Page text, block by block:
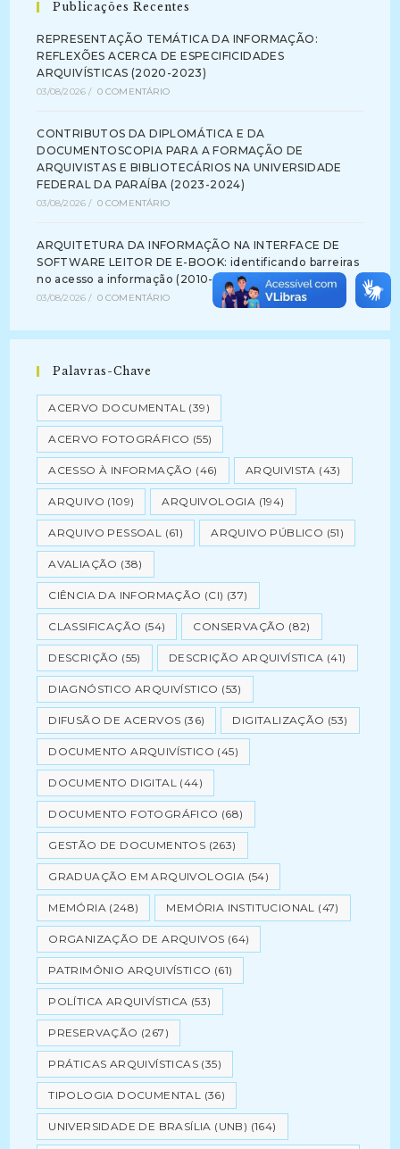
Publicações Recentes
REPRESENTAÇÃO TEMÁTICA DA INFORMAÇÃO:
REFLEXÕES ACERCA DE ESPECIFICIDADES
ARQUIVÍSTICAS (2020-2023)
03/08/2026 / 0 COMENTÁRIO
CONTRIBUTOS DA DIPLOMÁTICA E DA
DOCUMENTOSCOPIA PARA A FORMAÇÃO DE
ARQUIVISTAS E BIBLIOTECÁRIOS NA UNIVERSIDADE
FEDERAL DA PARAÍBA (2023-2024)
03/08/2026 / 0 COMENTÁRIO
ARQUITETURA DA INFORMAÇÃO NA INTERFACE DE
SOFTWARE LEITOR DE E-BOOK: identificando barreiras
no acesso a informação (2010-2012)
03/08/2026 / 0 COMENTÁRIO
Palavras-Chave
ACERVO DOCUMENTAL (39)
ACERVO FOTOGRÁFICO (55)
ACESSO À INFORMAÇÃO (46) ARQUIVISTA (43)
ARQUIVO (109) ARQUIVOLOGIA (194)
ARQUIVO PESSOAL (61) ARQUIVO PÚBLICO (51)
AVALIAÇÃO (38)
CIÊNCIA DA INFORMAÇÃO (CI) (37)
CLASSIFICAÇÃO (54) CONSERVAÇÃO (82)
DESCRIÇÃO (55) DESCRIÇÃO ARQUIVÍSTICA (41)
DIAGNÓSTICO ARQUIVÍSTICO (53)
DIFUSÃO DE ACERVOS (36) DIGITALIZAÇÃO (53)
DOCUMENTO ARQUIVÍSTICO (45)
DOCUMENTO DIGITAL (44)
DOCUMENTO FOTOGRÁFICO (68)
GESTÃO DE DOCUMENTOS (263)
GRADUAÇÃO EM ARQUIVOLOGIA (54)
MEMÓRIA (248) MEMÓRIA INSTITUCIONAL (47)
ORGANIZAÇÃO DE ARQUIVOS (64)
PATRIMÔNIO ARQUIVÍSTICO (61)
POLÍTICA ARQUIVÍSTICA (53)
PRESERVAÇÃO (267)
PRÁTICAS ARQUIVÍSTICAS (35)
TIPOLOGIA DOCUMENTAL (36)
UNIVERSIDADE DE BRASÍLIA (UNB) (164)